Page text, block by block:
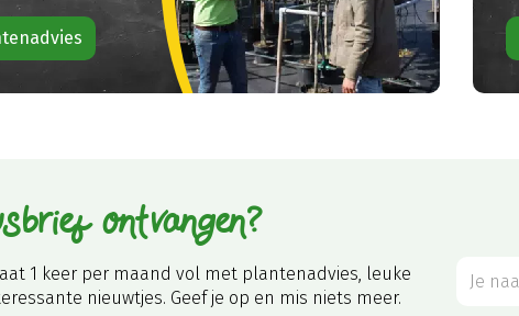
ontvangen?
1 keer per maand vol met plantenadvies, leuke
nieuwtjes. Geef je op en mis niets meer.